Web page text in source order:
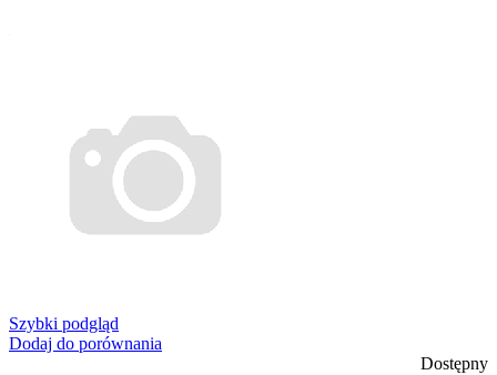
Szybki podgląd
Dodaj do porównania
Dostępny